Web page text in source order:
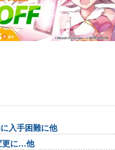
入手困難に他
更に…他